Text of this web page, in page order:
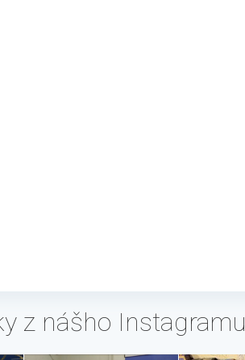
z nášho Instagramu